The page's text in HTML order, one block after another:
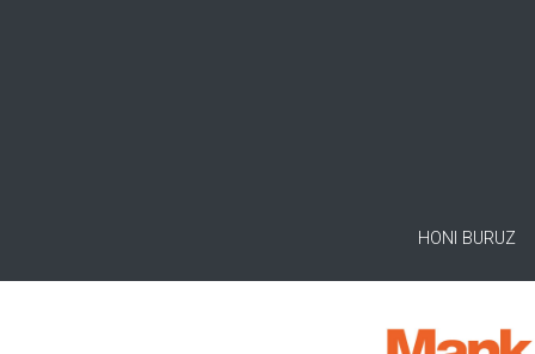
HONI BURUZ